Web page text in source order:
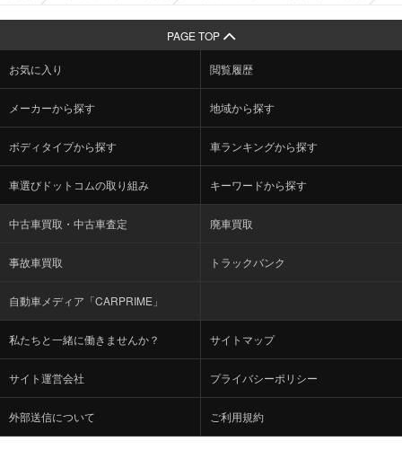
PAGE TOP
お気に入り 閲覧履歴
メーカーから探す 地域から探す
ボディタイプから探す 車ランキングから探す
車選びドットコムの取り組み キーワードから探す
中古車買取・中古車査定 廃車買取
事故車買取 トラックバンク
自動車メディア「CARPRIME」
私たちと一緒に働きませんか？ サイトマップ
サイト運営会社 プライバシーポリシー
外部送信について ご利用規約